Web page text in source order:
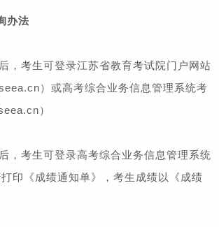
办法
，考生可登录江苏省教育考试院门户网站
）或高考综合业务信息管理系统考
）
，考生可登录高考综合业务信息管理系统
印《成绩通知单》，考生成绩以《成绩